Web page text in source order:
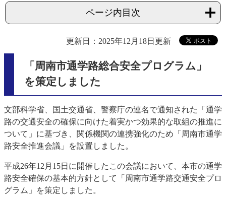
ページ内目次
更新日：2025年12月18日更新
「周南市通学路総合安全プログラム」
を策定しました
文部科学省、国土交通省、警察庁の連名で通知された「通学
路の交通安全の確保に向けた着実かつ効果的な取組の推進に
ついて」に基づき、関係機関の連携強化のため「周南市通学
路安全推進会議」を設置しました。
平成26年12月15日に開催したこの会議において、本市の通学
路安全確保の基本的方針として「周南市通学路交通安全プロ
グラム」を策定しました。